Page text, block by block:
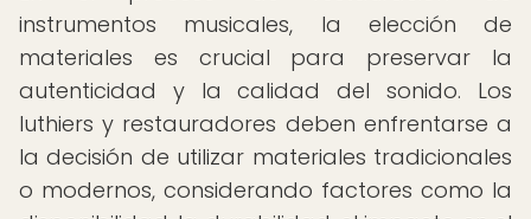
instrumentos musicales, la elección de
materiales es crucial para preservar la
autenticidad y la calidad del sonido. Los
luthiers y restauradores deben enfrentarse a
la decisión de utilizar materiales tradicionales
o modernos, considerando factores como la